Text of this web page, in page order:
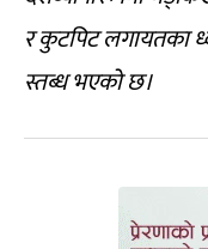
र कुटपिट लगायतका
स्तब्ध भएको छ।